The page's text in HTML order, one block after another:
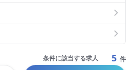
条件に該当する求人 5 件